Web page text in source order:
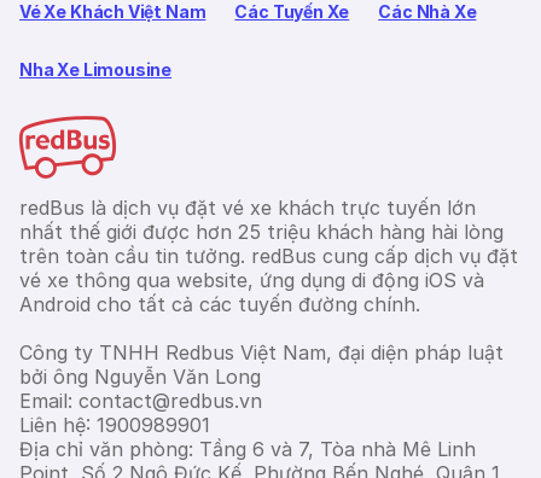
Vé Xe Khách Việt Nam Các Tuyến Xe Các Nhà Xe
Nha Xe Limousine
redBus là dịch vụ đặt vé xe khách trực tuyến lớn
nhất thế giới được hơn 25 triệu khách hàng hài lòng
trên toàn cầu tin tưởng. redBus cung cấp dịch vụ đặt
vé xe thông qua website, ứng dụng di động iOS và
Android cho tất cả các tuyến đường chính.
Công ty TNHH Redbus Việt Nam, đại diện pháp luật
bởi ông Nguyễn Văn Long
Email: contact@redbus.vn
Liên hệ: 1900989901
Địa chỉ văn phòng: Tầng 6 và 7, Tòa nhà Mê Linh
Point, Số 2 Ngô Đức Kế, Phường Bến Nghé, Quận 1,